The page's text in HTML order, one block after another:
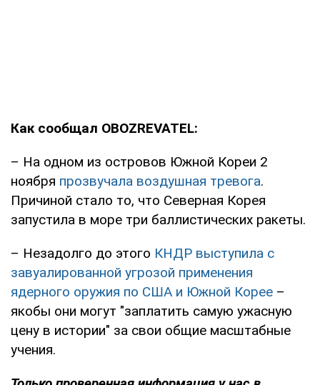
Как сообщал OBOZREVATEL:
– На одном из островов Южной Кореи 2
ноября прозвучала воздушная тревога.
Причиной стало то, что Северная Корея
запустила в море три баллистических ракеты.
– Незадолго до этого КНДР выступила с
завуалированной угрозой применения
ядерного оружия по США и Южной Корее –
якобы они могут "заплатить самую ужасную
цену в истории" за свои общие масштабные
учения.